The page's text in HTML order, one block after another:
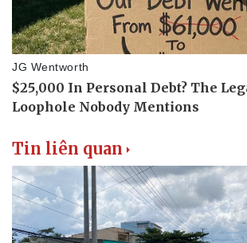
Tin liên quan